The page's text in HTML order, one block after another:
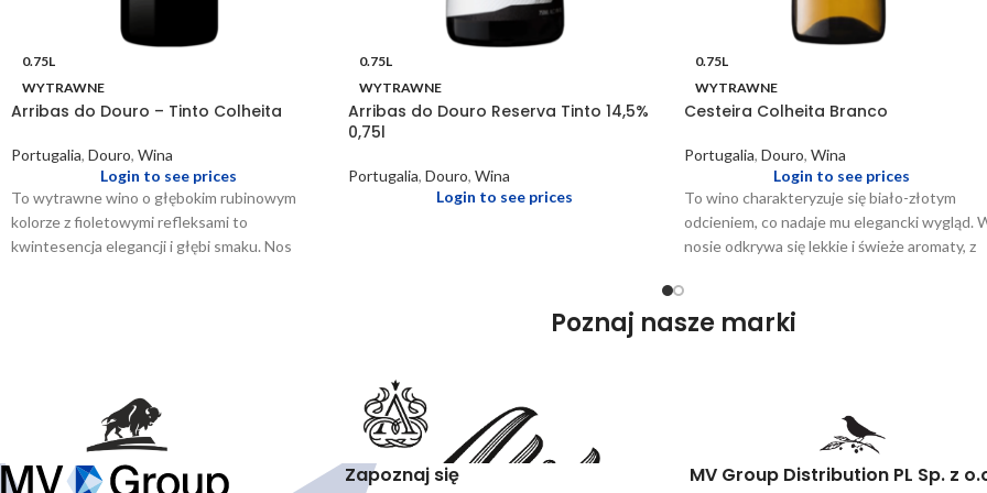
0.75L
WYTRAWNE
Arribas do Douro – Tinto Colheita
Portugalia, Douro, Wina
Login to see prices
To wytrawne wino o głębokim rubinowym
kolorze z fioletowymi refleksami to
kwintesencja elegancji i głębi smaku. Nos
intensywnym smakiem owoców i delikatnymi
taninami, które nadają mu strukturę i głębię.
Długie, owocowe i pikantne zakończenie
podkreśla jego charakter i trwałość. Jest to
0.75L
WYTRAWNE
Arribas do Douro Reserva Tinto 14,5%
0,75l
Portugalia, Douro, Wina
Login to see prices
0.75L
WYTRAWNE
Cesteira Colheita Branco
Portugalia, Douro, Wina
Login to see prices
To wino charakteryzuje się biało-złotym
odcieniem, co nadaje mu elegancki wygląd.
nosie odkrywa się lekkie i świeże aromaty, z
kwiatowymi niuansami. Na podniebieniu
złożony i przyjemny profil smakowy. To wino
jest idealne do serwowania z sałatkami,
białymi mięsami czy rybami. Najlepiej smakuje
serwowane w temperaturze od 8 do 10 °C, co
Poznaj nasze marki
Zapoznaj się MV Group Distribution PL Sp. z